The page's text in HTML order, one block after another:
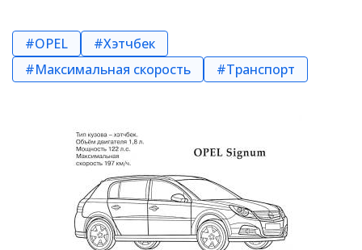
#OPEL
#Хэтчбек
#Максимальная скорость
#Транспорт